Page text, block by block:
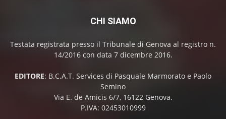
CHI SIAMO
Testata registrata presso il Tribunale di Genova al registro n.
14/2016 con data 7 dicembre 2016.
EDITORE: B.C.A.T. Services di Pasquale Marmorato e Paolo
Semino
Via E. de Amicis 6/7, 16122 Genova.
P.IVA: 02453010999